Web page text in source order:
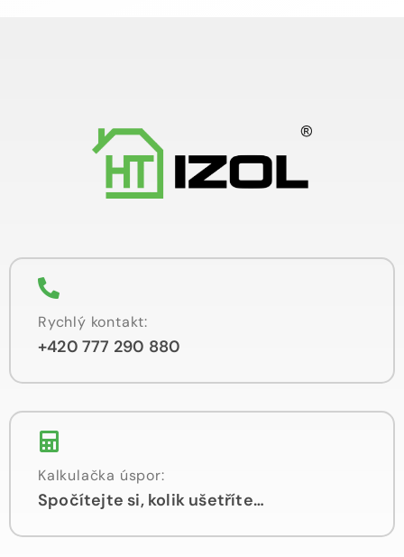
Rychlý kontakt:
+420 777 290 880
Kalkulačka úspor:
Spočítejte si, kolik ušetříte…